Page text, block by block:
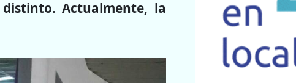
Actualmente, la